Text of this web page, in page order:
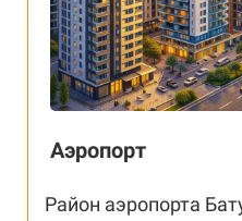
Аэропорт
Район аэропорта